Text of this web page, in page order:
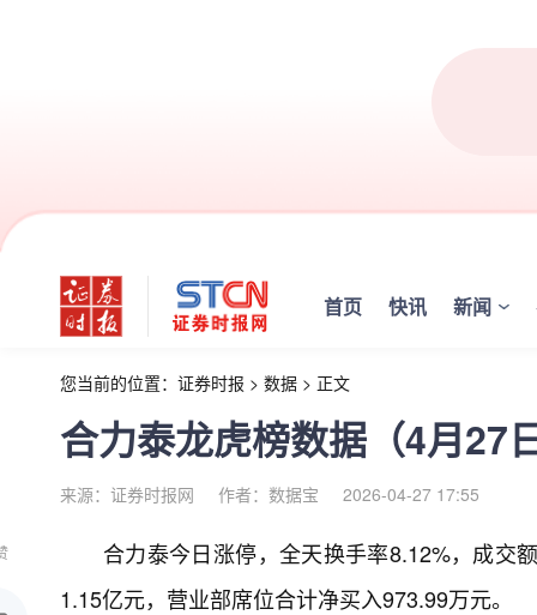
首页 快讯 新闻
您当前的位置： 证券时报 > 数据 > 正文
合力泰龙虎榜数据（4月27
来源：证券时报网 作者：数据宝 2026-04-27 17:55
合力泰今日涨停，全天换手率8.12%，成交
1.15亿元，营业部席位合计净买入973.99万元。